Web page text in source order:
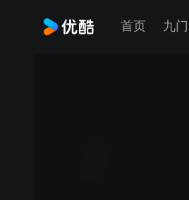
首页 九门